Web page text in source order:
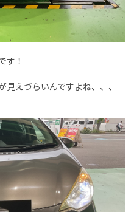
す！
えづらいんですよね、、、